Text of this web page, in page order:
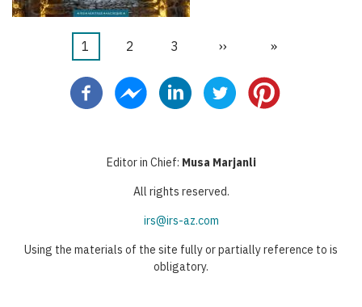
Pagination
Aktuální
1 Stránka
2 Stránka
3
Následující
››
Poslední
»
Editor in Chief: Musa Marjanli
All rights reserved.
irs@irs-az.com
Using the materials of the site fully or partially reference to is
obligatory.